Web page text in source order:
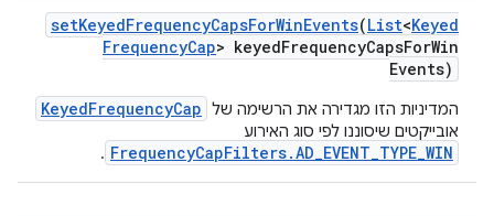
setKeyedFrequencyCapsForWinEvents(List<Keyed
FrequencyCap> keyedFrequencyCapsForWin
Events)
המדיניות הזו מגדירה את הרשימה של KeyedFrequencyCap
אובייקטים שיסוננו לפי סוג האירוע
FrequencyCapFilters.AD_EVENT_TYPE_WIN
.